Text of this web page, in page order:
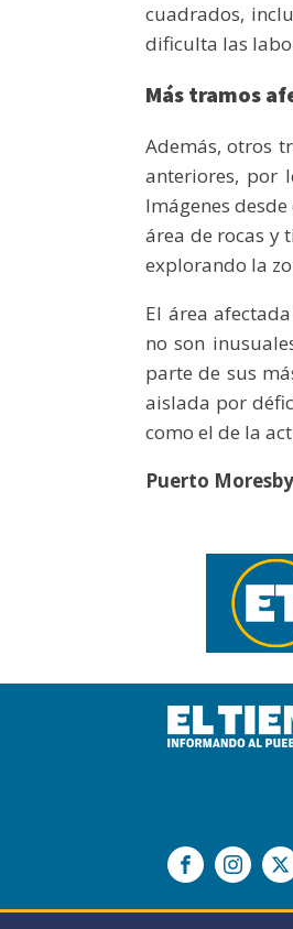
cuadrados,
dificulta las
Más tramos
Además, otros
anteriores, por
Imágenes
área de rocas y
explorando la
El área
no son
parte de sus
aislada por
como el de la
Puerto Moresby